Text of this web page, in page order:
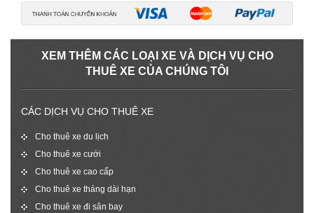
XEM THÊM CÁC LOẠI XE VÀ DỊCH VỤ CHO
THUÊ XE CỦA CHÚNG TÔI
CÁC DỊCH VỤ CHO THUÊ XE
Cho thuê xe du lịch
Cho thuê xe cưới
Cho thuê xe cao cấp
Cho thuê xe tháng dài hạn
Cho thuê xe đi sân bay